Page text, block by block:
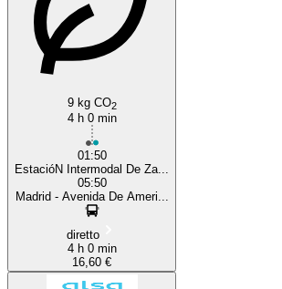
9 kg CO2
4 h 0 min
01:50
EstacióN Intermodal De Za...
05:50
Madrid - Avenida De Ameri...
diretto
4 h 0 min
16,60 €